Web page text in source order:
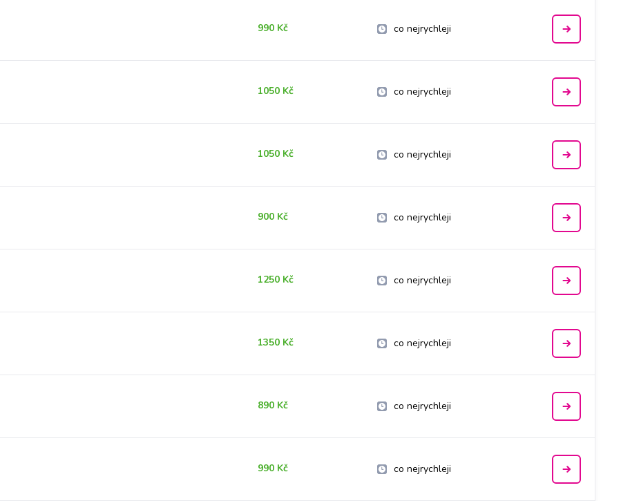
990 Kč co nejrychleji
1050 Kč co nejrychleji
1050 Kč co nejrychleji
900 Kč co nejrychleji
1250 Kč co nejrychleji
1350 Kč co nejrychleji
890 Kč co nejrychleji
990 Kč co nejrychleji